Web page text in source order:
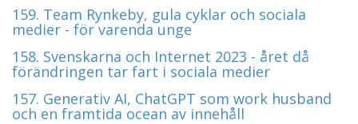
a
t
i
o
n
159. Team Rynkeby, gula cyklar och sociala
medier - för varenda unge
158. Svenskarna och Internet 2023 - året då
förändringen tar fart i sociala medier
157. Generativ AI, ChatGPT som work husband
och en framtida ocean av innehåll